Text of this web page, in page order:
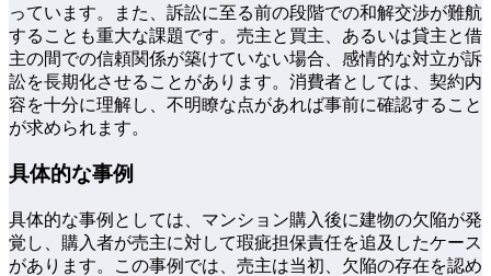
っています。また、訴訟に至る前の段階での和解交渉が難航
することも重大な課題です。売主と買主、あるいは貸主と借
主の間での信頼関係が築けていない場合、感情的な対立が訴
訟を長期化させることがあります。消費者としては、契約内
容を十分に理解し、不明瞭な点があれば事前に確認すること
が求められます。
具体的な事例
具体的な事例としては、マンション購入後に建物の欠陥が発
覚し、購入者が売主に対して瑕疵担保責任を追及したケース
があります。この事例では、売主は当初、欠陥の存在を認め